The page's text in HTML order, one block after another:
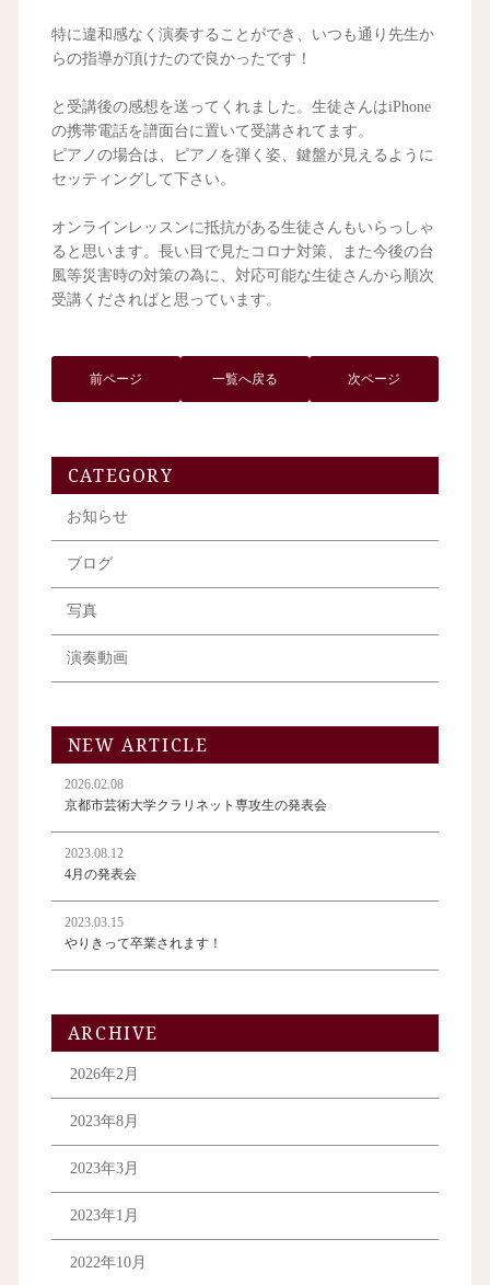
特に違和感なく演奏することができ、いつも通り先生か
らの指導が頂けたので良かったです！
と受講後の感想を送ってくれました。生徒さんはiPhone
の携帯電話を譜面台に置いて受講されてます。
ピアノの場合は、ピアノを弾く姿、鍵盤が見えるように
セッティングして下さい。
オンラインレッスンに抵抗がある生徒さんもいらっしゃ
ると思います。長い目で見たコロナ対策、また今後の台
風等災害時の対策の為に、対応可能な生徒さんから順次
受講くださればと思っています。
前ページ 一覧へ戻る 次ページ
CATEGORY
お知らせ
ブログ
写真
演奏動画
NEW ARTICLE
2026.02.08
京都市芸術大学クラリネット専攻生の発表会
2023.08.12
4月の発表会
2023.03.15
やりきって卒業されます！
ARCHIVE
2026年2月
2023年8月
2023年3月
2023年1月
2022年10月